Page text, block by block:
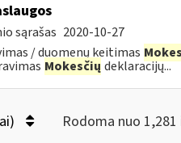
sąrašas 2020-10-27
/ duomenų keitimas
Mokesčių deklaracijų...
Rodoma nuo